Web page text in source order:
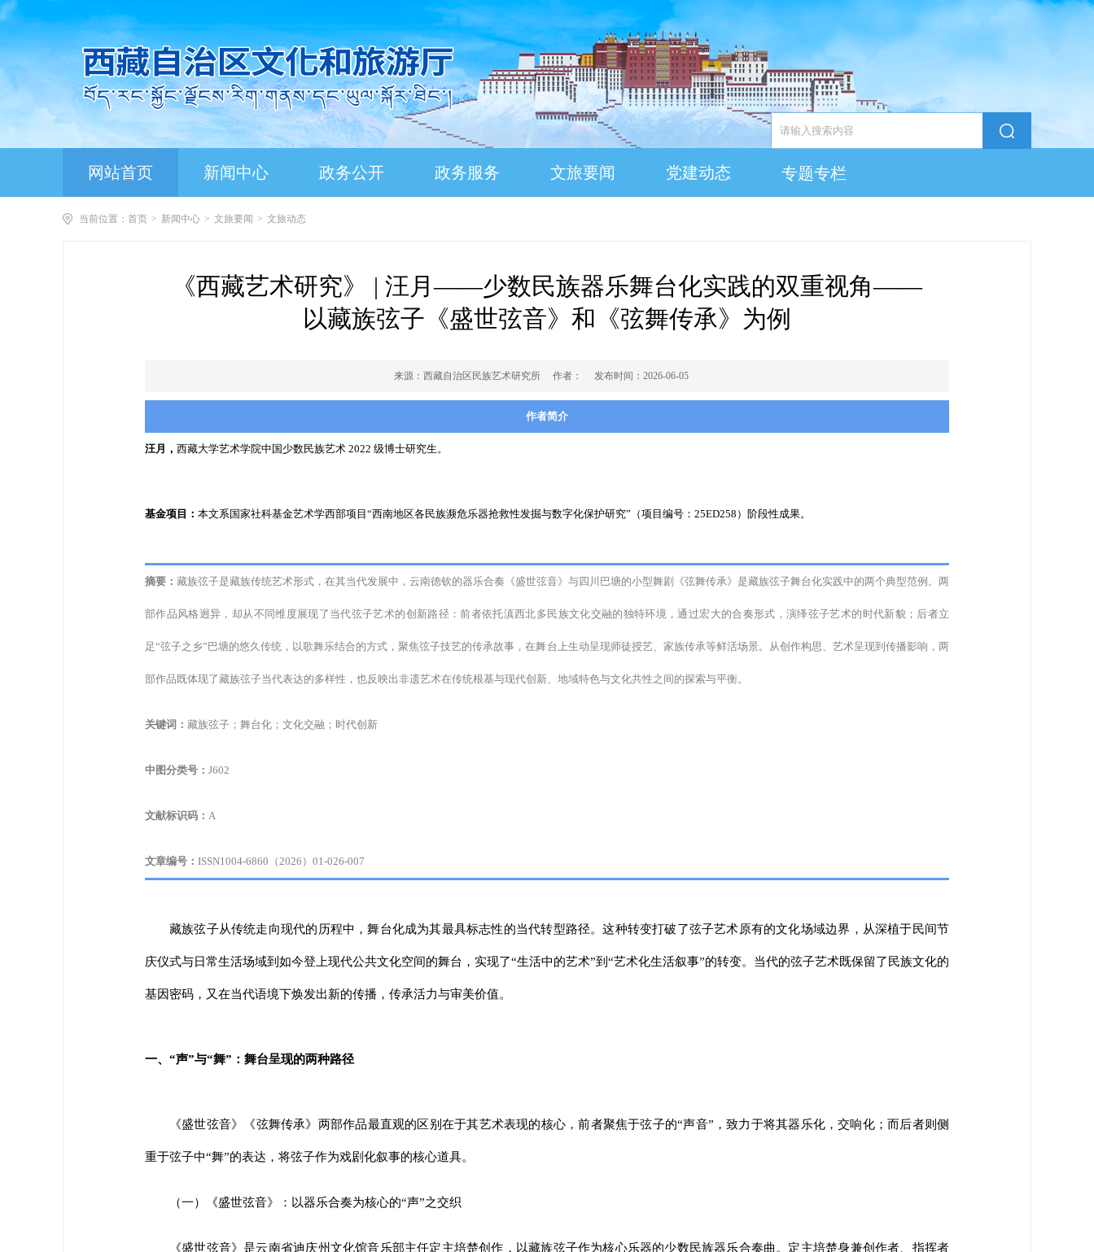
网站首页 新闻中心 政务公开 政务服务 文旅要闻 党建动态 专题专栏
当前位置： 首页 > 新闻中心 > 文旅要闻 > 文旅动态
《西藏艺术研究》 | 汪月——少数民族器乐舞台化实践的双重视角——
以藏族弦子《盛世弦音》和《弦舞传承》为例
来源： 西藏自治区民族艺术研究所 作者： 发布时间： 2026-06-05
作者简介
汪月， 西藏大学艺术学院中国少数民族艺术 2022 级博士研究生。
基金项目： 本文系国家社科基金艺术学西部项目“西南地区各民族濒危乐器抢救性发掘与数字化保护研究”（项目编号：25ED258）阶段性成果。
摘要： 藏族弦子是藏族传统艺术形式，在其当代发展中，云南德钦的器乐合奏《盛世弦音》与四川巴塘的小型舞剧《弦舞传承》是藏族弦子舞台化实践中的两个典型范例。两
部作品风格迥异，却从不同维度展现了当代弦子艺术的创新路径：前者依托滇西北多民族文化交融的独特环境，通过宏大的合奏形式，演绎弦子艺术的时代新貌；后者立
足“弦子之乡”巴塘的悠久传统，以歌舞乐结合的方式，聚焦弦子技艺的传承故事，在舞台上生动呈现师徒授艺、家族传承等鲜活场景。从创作构思、艺术呈现到传播影响，两
部作品既体现了藏族弦子当代表达的多样性，也反映出非遗艺术在传统根基与现代创新、地域特色与文化共性之间的探索与平衡。
关键词： 藏族弦子；舞台化；文化交融；时代创新
中图分类号： J602
文献标识码： A
文章编号： ISSN1004-6860（2026）01-026-007
藏族弦子从传统走向现代的历程中，舞台化成为其最具标志性的当代转型路径。这种转变打破了弦子艺术原有的文化场域边界，从深植于民间节
庆仪式与日常生活场域到如今登上现代公共文化空间的舞台，实现了“生活中的艺术”到“艺术化生活叙事”的转变。当代的弦子艺术既保留了民族文化的
基因密码，又在当代语境下焕发出新的传播，传承活力与审美价值。
一、“声”与“舞”：舞台呈现的两种路径
《盛世弦音》《弦舞传承》两部作品最直观的区别在于其艺术表现的核心，前者聚焦于弦子的“声音”，致力于将其器乐化，交响化；而后者则侧
重于弦子中“舞”的表达，将弦子作为戏剧化叙事的核心道具。
（一）《盛世弦音》：以器乐合奏为核心的“声”之交织
《盛世弦音》是云南省迪庆州文化馆音乐部主任定主培楚创作，以藏族弦子作为核心乐器的少数民族器乐合奏曲。定主培楚身兼创作者、指挥者